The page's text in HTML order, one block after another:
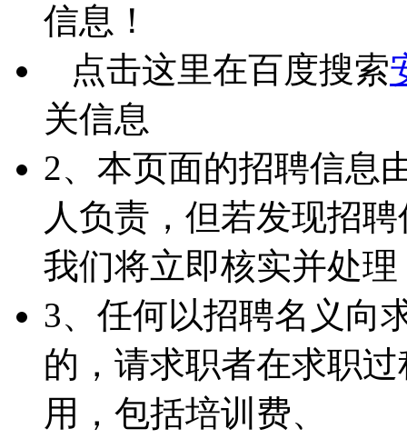
信息！
点击这里在百度搜索
关信息
2、本页面的招聘信息
人负责，但若发现招
我们将立即核实并处理
3、任何以招聘名义向
的，请求职者在求职
用，包括培训费、